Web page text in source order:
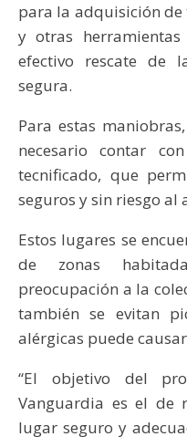
para la adquisición de
y otras
efectivo rescate de
segura.
Para estas
necesario contar
tecnificado, que
seguros y sin riesgo al
Estos lugares se
de zonas
preocupación a la
también se evitan
alérgicas puede
“El objetivo del
Vanguardia es el de
lugar seguro y